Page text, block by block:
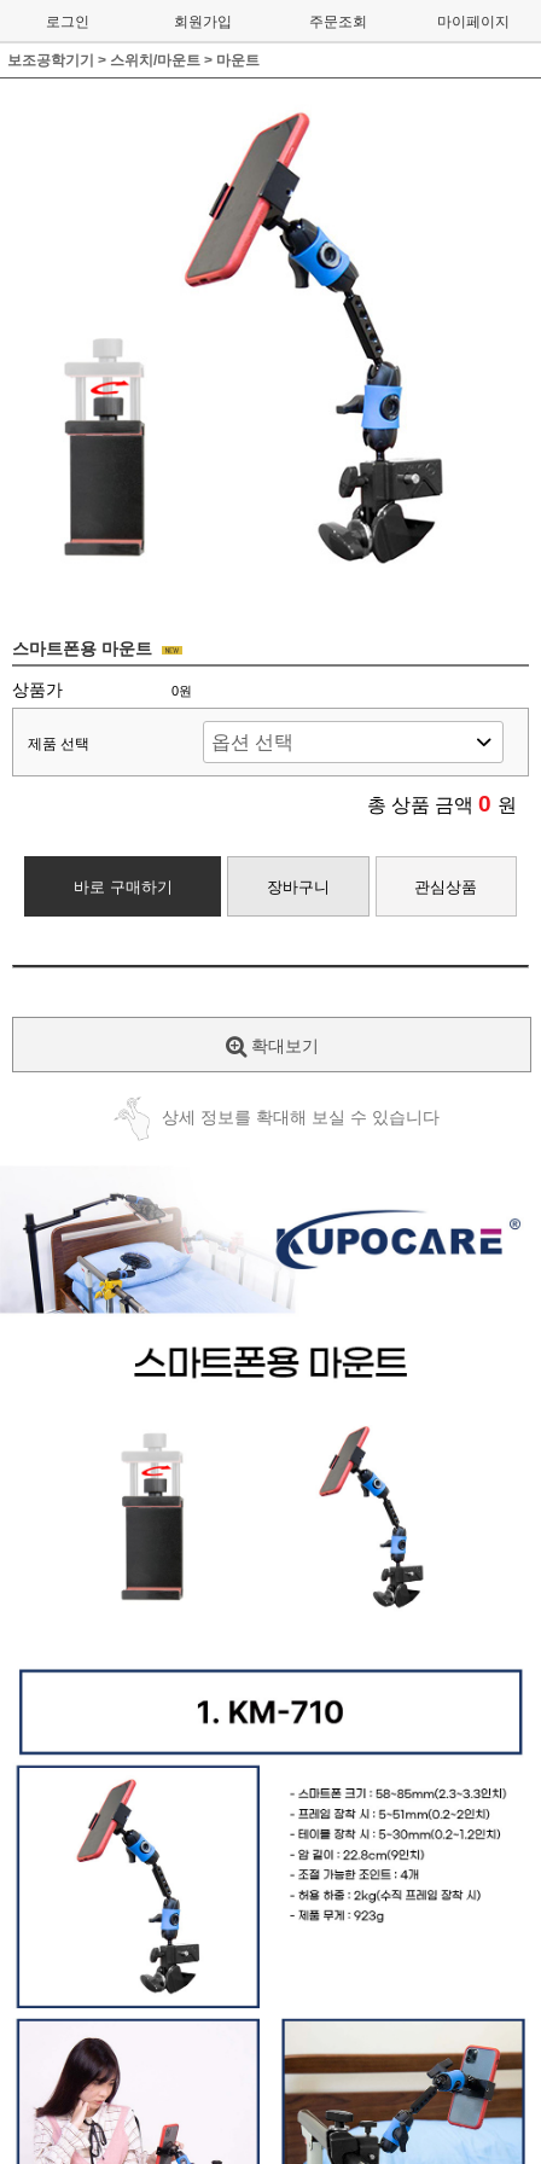
로그인 회원가입 주문조회 마이페이지
보조공학기기 > 스위치/마운트 > 마운트
스마트폰용 마운트
상품가 0원
제품 선택
총 상품 금액 0 원
바로 구매하기 장바구니 관심상품
확대보기
상세 정보를 확대해 보실 수 있습니다